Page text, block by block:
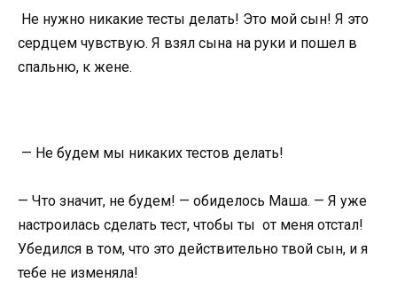
Не нужно никакие тесты делать! Это мой сын! Я это
сердцем чувствую. Я взял сына на руки и пошел в
спальню, к жене.
— Не будем мы никаких тестов делать!
— Что значит, не будем! — обиделось Маша. — Я уже
настроилась сделать тест, чтобы ты от меня отстал!
Убедился в том, что это действительно твой сын, и я
тебе не изменяла!